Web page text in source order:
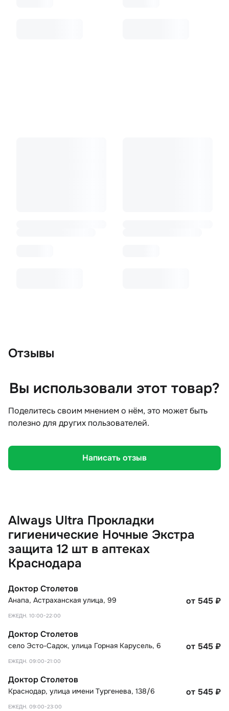
Отзывы
Вы использовали этот товар?
Поделитесь своим мнением о нём, это может быть
полезно для других пользователей.
Написать отзыв
Always Ultra Прокладки
гигиенические Ночные Экстра
защита 12 шт в аптеках
Краснодара
Доктор Столетов
Анапа, Астраханская улица, 99
ЕЖЕДН. 10:00-22:00
от 545 ₽
Доктор Столетов
село Эсто-Садок, улица Горная Карусель, 6
ЕЖЕДН. 09:00-21:00
от 545 ₽
Доктор Столетов
Краснодар, улица имени Тургенева, 138/6
ЕЖЕДН. 09:00-23:00
от 545 ₽